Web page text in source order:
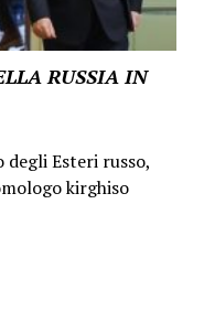
RUSSIA IN
Esteri russo,
kirghiso